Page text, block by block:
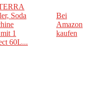
Soda
1
60L...
Bei
Amazon
kaufen